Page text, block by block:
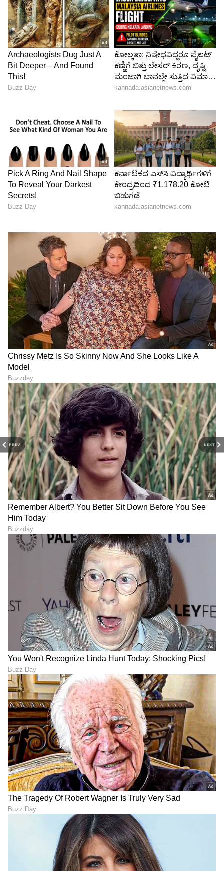
PREV NEXT
Image Credit :X
ಭಿಕ್ಷಾಟನೆ ಮುಕ್ತ ರೈಲ್ವೆಗೆ ಕಠಿಣ ನಿಯಮ (Anti-Begging
Rules & Punishment)
ರೈಲುಗಳಲ್ಲಿ ಅಥವಾ ರೈಲ್ವೆ ನಿಲ್ದಾಣಗಳಲ್ಲಿ ಭಿಕ್ಷೆ
ಬೇಡುವವರಿಗೂ ಸಹ ₹2,000 ದಂಡದ ನಿಯಮ
ನ್ಯಾಯಾಲಯಕ್ಕೆ ಒಪ್ಪಿಸಿದರೆ, ಕೋರ್ಟ್ ಅವರಿಗೆ ಗರಿಷ್ಠ 3
ತಿಂಗಳ ಜೈಲು ಶಿಕ್ಷೆ, ₹5,000 ದಂಡ ಅಥವಾ ಇವೆರಡನ್ನೂ
ಒಟ್ಟಿಗೆ ವಿಧಿಸಿ ಶಿಕ್ಷೆ ಪ್ರಕಟಿಸಬಹುದಾಗಿದೆ.
5
5
Image Credit :X
ತಪ್ಪು ಪುನರಾವರ್ತಿಸುವವರಿಗೆ 1 ವರ್ಷ ಜೈಲು (Severe
Penalty for Repeat Offenders)
ಅನಧಿಕೃತ ವ್ಯಾಪಾರ ಮತ್ತು ಭಿಕ್ಷಾಟನೆಯನ್ನು ಒಂದೆರಡು
ಬಾರಿ ದಂಡ ಕಟ್ಟಿ ಮತ್ತೆ ಮತ್ತೆ ಅದೇ ತಪ್ಪನ್ನು ಮುಂದುವರಿಸುವ
ಅಪರಾಧಿಗಳಿಗೆ (Repeat Offenders) ಕಠಿಣ ಶಿಕ್ಷೆ ಕಾದಿದೆ.
ಯಾರು 4 ಅಥವಾ ಅದಕ್ಕಿಂತ ಹೆಚ್ಚು ಬಾರಿ ಇದೇ
ಅಪರಾಧವನ್ನು ಪುನರಾವರ್ತಿಸುತ್ತಾರೋ, ಅಂತಹವರಿಗೆ ಗರಿಷ್ಠ
1 ವರ್ಷದವರೆಗೆ ಜೈಲು ಶಿಕ್ಷೆ ಮತ್ತು ₹5,000 ದಂಡ ವಿಧಿಸಲು
ಹೊಸ ಕಾನೂನಿನಲ್ಲಿ ರೈಲ್ವೆ ಇಲಾಖೆ ಕಠಿಣ ಅವಕಾಶ
ಮಾಡಿಕೊಟ್ಟಿದೆ.
LATEST VIDEOS
ABOUT THE AUTHOR
SN Santosh Naik
ನಾನು ಏಷ್ಯಾನೆಟ್ ಸುವರ್ಣ ನ್ಯೂಸ್.ಕಾಂನಲ್ಲಿ ಮುಖ್ಯ
ಉಪಸಂಪಾದಕ. ಉತ್ತರ ಕನ್ನಡ ಜಿಲ್ಲೆಯ ಭಟ್ಕಳದವನು. 13
ವರ್ಷಗಳಿಂದಲೂ ಮಾಧ್ಯಮದಲ್ಲಿದ್ದೇನೆ. ಉಜಿರೆಯ ಎಸ್‌ಡಿಎಂ
ಕಾಲೇಜಿನಲ್ಲಿ ಪತ್ರಿಕೋದ್ಯಮ ಪದವಿ. ಹೊಸದಿಗಂತದ ಮೂಲಕ
ಮಾಧ್ಯಮ ಜಗತ್ತಿಗೆ ಕಾಲಿಟ್ಟವನು. ಕ್ರೀಡಾ ವರದಿಯಲ್ಲಿ ಹೆಚ್ಚು ಆಸಕ್ತಿ.
ಆದರೆ, ಡಿಜಿಟಲ್ ಮಾಧ್ಯಮ ಎಲ್ಲ ವಿಷಯದಲ್ಲೂ ಪಳಗಿಸಿದೆ.
ವಿಜಯವಾಣಿ, ಸ್ಟಾರ್‌ ಸ್ಪೋರ್ಟ್ಸ್‌ನಲ್ಲಿ ಕೆಲಸ ಮಾಡಿದ್ದೇನೆ. ಓದು,
ಪ್ರವಾಸ ನೆಚ್ಚಿನ ಹವ್ಯಾಸ
ಭಾರತೀಯ ರೈಲ್ವೆ ಸುದ್ದಿ ರೈಲು ಭಾರತ ಸುದ್ದಿ
ಕರ್ನಾಟಕ, ಭಾರತ (India News) ಮತ್ತು ಜಗತ್ತಿನ